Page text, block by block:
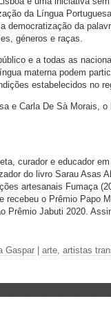
da Língua
democratização da
géneros e raças.
e a todas as
materna podem
estabelecidos no
e Carla De Sà Morais,
curador e educador
do livro Sarau Asas
artesanais Fumaça
recebeu o Prêmio Papo
Prêmio Jabuti 2020.
Gaspar arte, artistas